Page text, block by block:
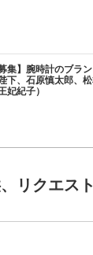
募集】腕時計のブラ
下、石原慎太郎、
妃紀子）
リクエス